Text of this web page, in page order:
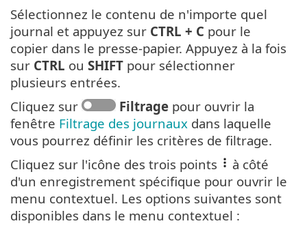
Sélectionnez le contenu de n'importe quel
journal et appuyez sur CTRL + C pour le
copier dans le presse-papier. Appuyez à la fois
sur CTRL ou SHIFT pour sélectionner
plusieurs entrées.
Cliquez sur
Filtrage pour ouvrir la
fenêtre Filtrage des journaux dans laquelle
vous pourrez définir les critères de filtrage.
Cliquez sur l'icône des trois points
à côté
d'un enregistrement spécifique pour ouvrir le
menu contextuel. Les options suivantes sont
disponibles dans le menu contextuel :